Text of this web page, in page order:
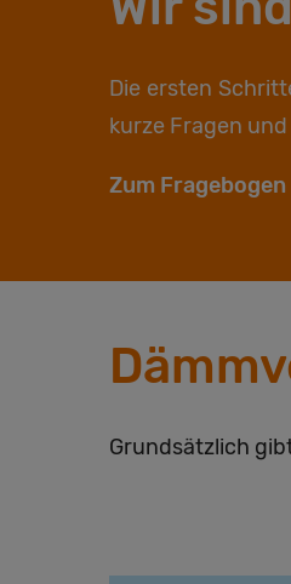
Die ersten
kurze Fragen
Zum Fragebogen
Grundsätzlich